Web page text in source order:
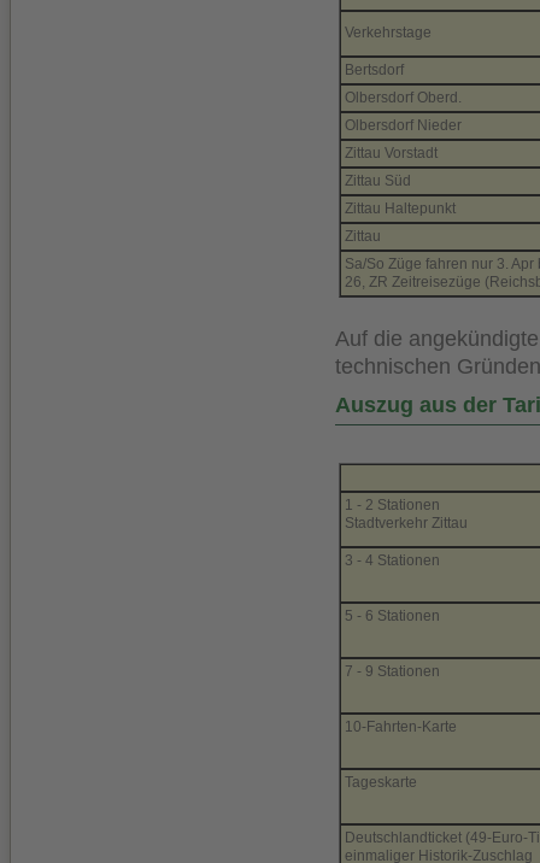
Verkehrstage
Bertsdorf
Olbersdorf Oberd.
Olbersdorf Nieder
Zittau Vorstadt
Zittau Süd
Zittau Haltepunkt
Zittau
Sa/So Züge fahren nur 3.
26, ZR Zeitreisezüge
Auf die
technischen
Auszug aus der
1 - 2 Stationen
Stadtverkehr Zittau
3 - 4 Stationen
5 - 6 Stationen
7 - 9 Stationen
10-Fahrten-Karte
Tageskarte
Deutschlandticket (49-Euro-
einmaliger Historik-Zuschlag